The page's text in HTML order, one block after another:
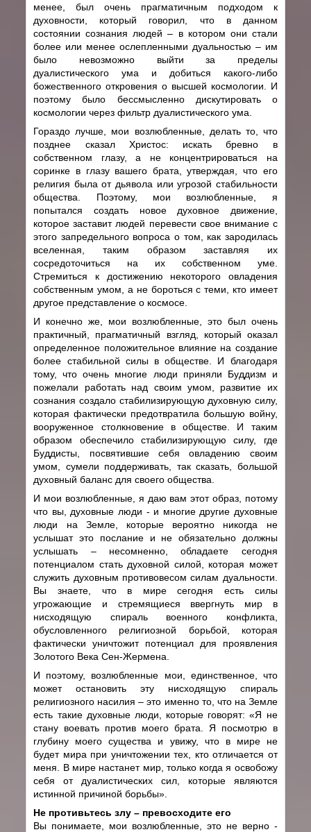
менее, был очень прагматичным подходом к
духовности, который говорил, что в данном
состоянии сознания людей – в котором они стали
более или менее ослепленными дуальностью – им
было невозможно выйти за пределы
дуалистического ума и добиться какого-либо
божественного откровения о высшей космологии. И
поэтому было бессмысленно дискутировать о
космологии через фильтр дуалистического ума.
Гораздо лучше, мои возлюбленные, делать то, что
позднее сказал Христос: искать бревно в
собственном глазу, а не концентрироваться на
соринке в глазу вашего брата, утверждая, что его
религия была от дьявола или угрозой стабильности
общества. Поэтому, мои возлюбленные, я
попытался создать новое духовное движение,
которое заставит людей перевести свое внимание с
этого запредельного вопроса о том, как зародилась
вселенная, таким образом заставляя их
сосредоточиться на их собственном уме.
Стремиться к достижению некоторого овладения
собственным умом, а не бороться с теми, кто имеет
другое представление о космосе.
И конечно же, мои возлюбленные, это был очень
практичный, прагматичный взгляд, который оказал
определенное положительное влияние на создание
более стабильной силы в обществе. И благодаря
тому, что очень многие люди приняли Буддизм и
пожелали работать над своим умом, развитие их
сознания создало стабилизирующую духовную силу,
которая фактически предотвратила большую войну,
вооруженное столкновение в обществе. И таким
образом обеспечило стабилизирующую силу, где
Буддисты, посвятившие себя овладению своим
умом, сумели поддерживать, так сказать, большой
духовный баланс для своего общества.
И мои возлюбленные, я даю вам этот образ, потому
что вы, духовные люди - и многие другие духовные
люди на Земле, которые вероятно никогда не
услышат это послание и не обязательно должны
услышать – несомненно, обладаете сегодня
потенциалом стать духовной силой, которая может
служить духовным противовесом силам дуальности.
Вы знаете, что в мире сегодня есть силы
угрожающие и стремящиеся ввергнуть мир в
нисходящую спираль военного конфликта,
обусловленного религиозной борьбой, которая
фактически уничтожит потенциал для проявления
Золотого Века Сен-Жермена.
И поэтому, возлюбленные мои, единственное, что
может остановить эту нисходящую спираль
религиозного насилия – это именно то, что на Земле
есть такие духовные люди, которые говорят: «Я не
стану воевать против моего брата. Я посмотрю в
глубину моего существа и увижу, что в мире не
будет мира при уничтожении тех, кто отличается от
меня. В мире настанет мир, только когда я освобожу
себя от дуалистических сил, которые являются
истинной причиной борьбы».
Не противьтесь злу – превосходите его
Вы понимаете, мои возлюбленные, это не верно -